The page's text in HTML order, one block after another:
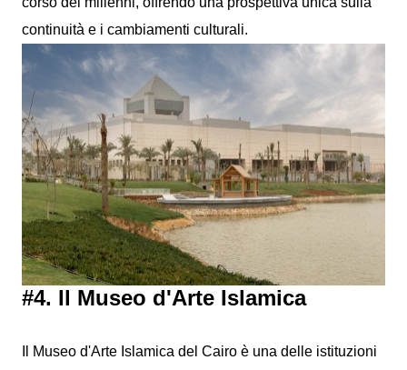
continuità e i cambiamenti culturali.
#4. Il Museo d'Arte Islamica
Il Museo d'Arte Islamica del Cairo è una delle istituzioni